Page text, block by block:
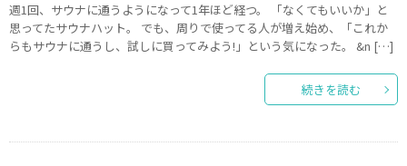
週1回、サウナに通うようになって1年ほど経つ。 「なくてもいいか」と
思ってたサウナハット。 でも、周りで使ってる人が増え始め、「これか
らもサウナに通うし、試しに買ってみよう!」という気になった。 &n […]
続きを読む